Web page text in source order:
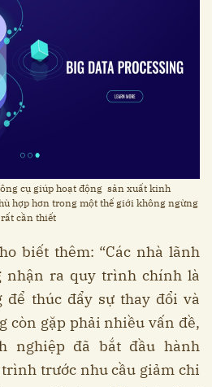
cụ giúp hoạt động sản xuất kinh
hợp hơn trong một thế giới không ngừng
cần thiết
biết thêm: “Các nhà lãnh
nhận ra quy trình chính là
để thúc đẩy sự thay đổi và
còn gặp phải nhiều vấn đề,
nghiệp đã bắt đầu hành
trước nhu cầu giảm chi